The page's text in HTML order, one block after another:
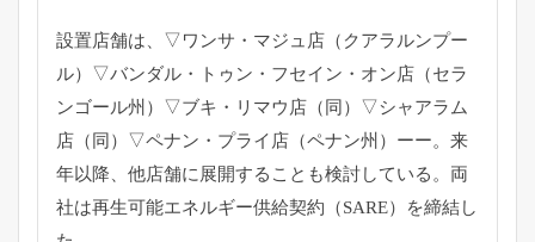
設置店舗は、▽ワンサ・マジュ店（クアラルンプー
ル）▽バンダル・トゥン・フセイン・オン店（セラ
ンゴール州）▽ブキ・リマウ店（同）▽シャアラム
店（同）▽ペナン・プライ店（ペナン州）ーー。来
年以降、他店舗に展開することも検討している。両
社は再生可能エネルギー供給契約（SARE）を締結し